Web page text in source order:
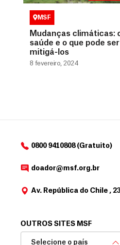
MSF
Mudanças climáticas:
saúde e o que pode
mitigá-los
8 fevereiro, 2024
0800 9410808 (Gratuito)
doador@msf.org.br
Av. República do Chile ,
OUTROS SITES MSF
Selecione o país